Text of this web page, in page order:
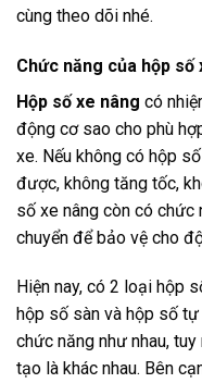
cùng theo dõi nhé.
Chức năng của hộp số
Hộp số xe nâng có
động cơ sao cho phù
xe. Nếu không có hộp
được, không tăng tốc,
số xe nâng còn có chức
chuyển để bảo vệ cho
Hiện nay, có 2 loại hộp
hộp số sàn và hộp số
chức năng như nhau,
tạo là khác nhau. Bên